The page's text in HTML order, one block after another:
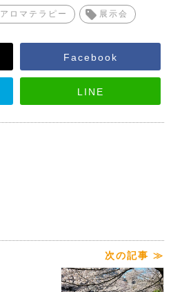
アロマテラピー 展示会
Facebook
LINE
次の記事 ≫